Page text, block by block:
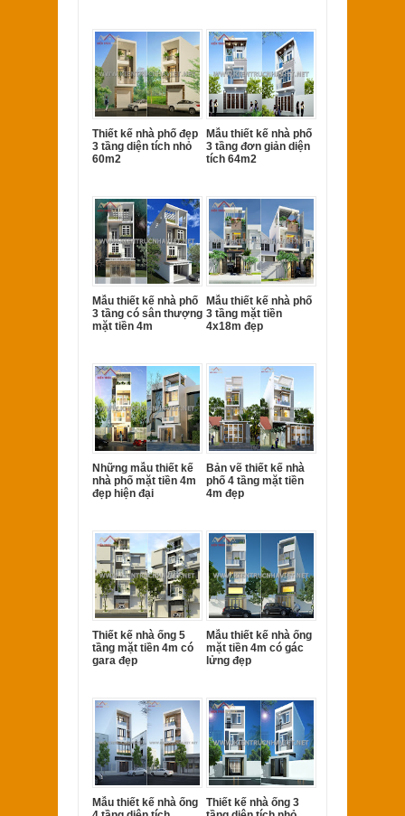
Thiết kế nhà phố đẹp
3 tầng diện tích nhỏ
60m2
Mẫu thiết kế nhà phố
3 tầng đơn giản diện
tích 64m2
Mẫu thiết kế nhà phố
3 tầng có sân thượng
mặt tiền 4m
Mẫu thiết kế nhà phố
3 tầng mặt tiền
4x18m đẹp
Những mẫu thiết kế
nhà phố mặt tiền 4m
đẹp hiện đại
Bản vẽ thiết kế nhà
phố 4 tầng mặt tiền
4m đẹp
Thiết kế nhà ống 5
tầng mặt tiền 4m có
gara đẹp
Mẫu thiết kế nhà ống
mặt tiền 4m có gác
lửng đẹp
Mẫu thiết kế nhà ống
Thiết kế nhà ống 3